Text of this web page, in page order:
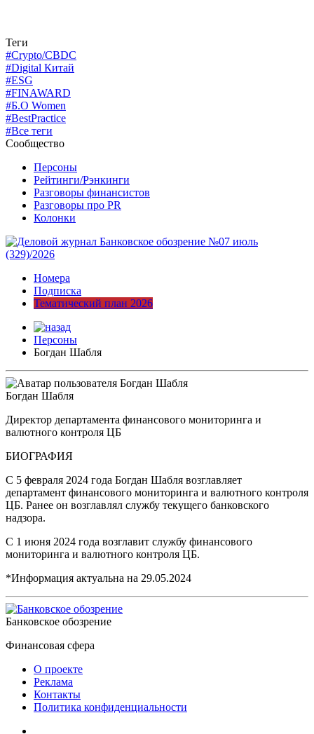
Теги
#Crypto/CBDC
#Digital Китай
#ESG
#FINAWARD
#Б.О Women
#BestPractice
#Все теги
Сообщество
Персоны
Рейтинги/Рэнкинги
Разговоры финансистов
Разговоры про PR
Колонки
Номера
Подписка
Тематический план 2026
Персоны
Богдан Шабля
Богдан Шабля
Директор департамента финансового мониторинга и
валютного контроля ЦБ
БИОГРАФИЯ
С 5 февраля 2024 года Богдан Шабля возглавляет
департамент финансового мониторинга и валютного контроля
ЦБ. Ранее он возглавлял службу текущего банковского
надзора.
С 1 июня 2024 года возглавит службу финансового
мониторинга и валютного контроля ЦБ.
*Информация актуальна на 29.05.2024
Банковское обозрение
Финансовая сфера
О проекте
Реклама
Контакты
Политика конфиденциальности